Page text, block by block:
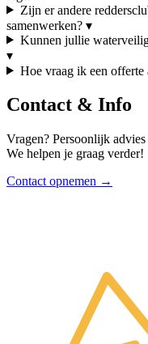
Zijn er andere
samenwerken? ▾
Kunnen jullie
▾
Hoe vraag ik een offerte
Contact & Info
Vragen? Persoonlijk
We helpen je graag verder!
Contact opnemen →